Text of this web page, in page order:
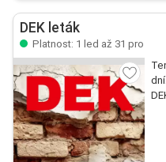
DEK leták
Platnost: 1 led až 31 pro